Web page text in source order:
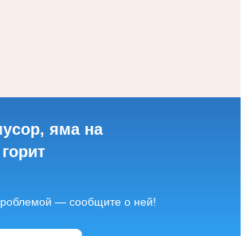
яма на
— сообщите о ней!